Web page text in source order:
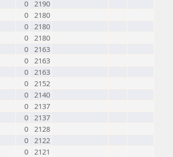
0 2190
0 2180
0 2180
0 2180
0 2163
0 2163
0 2163
0 2152
0 2140
0 2137
0 2137
0 2128
0 2122
0 2121